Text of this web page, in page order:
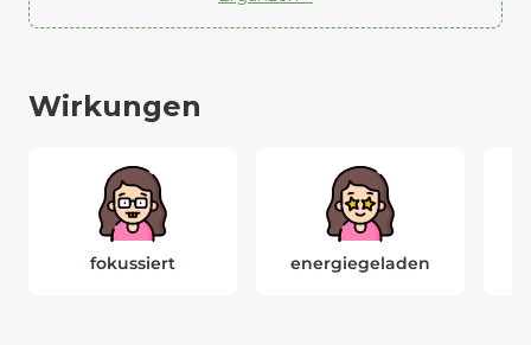
Wirkungen
fokussiert energiegeladen